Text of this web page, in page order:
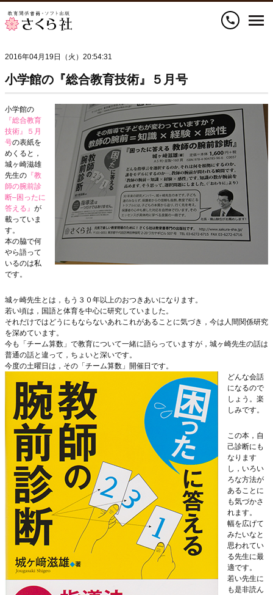
call
2016年04月19日（火）20:54:31
小学館の『総合教育技術』５月号
小学館の
『総合教育
技術』５月
号の表紙を
めくると，
城ヶ崎滋雄
先生の 『教
師の腕前診
断–困ったに
答える』 が
載っていま
す。
本の脇で何
やら語って
いるのは私
です。
城ヶ崎先生とは，もう３０年以上のおつきあいになります。
若い頃は，国語と体育を中心に研究していました。
それだけではどうにもならないあれこれがあることに気づき，今は人間関係研究
を深めています。
今も「チーム算数」で教育について一緒に語らっていますが，城ヶ崎先生の話は
普通の話と違って，ちょいと深いです。
今度の土曜日は，その「チーム算数」開催日です。
どんな会話
になるので
しょう。楽
しみです。
この本，自
己診断にも
なります
し，いろい
ろな方法が
あることに
も気づかさ
れます。
幅を広げて
みたいなと
思われてい
る先生に最
適です。
若い先生に
も是非読ん